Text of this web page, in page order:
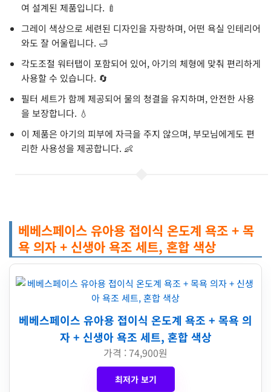
여 설계된 제품입니다. 🍼
그레이 색상으로 세련된 디자인을 자랑하며, 어떤 욕실 인테리어
와도 잘 어울립니다. 🛁
각도조절 워터탭이 포함되어 있어, 아기의 체형에 맞춰 편리하게
사용할 수 있습니다. 🔄
필터 세트가 함께 제공되어 물의 청결을 유지하며, 안전한 사용
을 보장합니다. 💧
이 제품은 아기의 피부에 자극을 주지 않으며, 부모님에게도 편
리한 사용성을 제공합니다. 👶
베베스페이스 유아용 접이식 온도계 욕조 + 목
욕 의자 + 신생아 욕조 세트, 혼합 색상
베베스페이스 유아용 접이식 온도계 욕조 + 목욕 의
자 + 신생아 욕조 세트, 혼합 색상
가격 : 74,900원
최저가 보기